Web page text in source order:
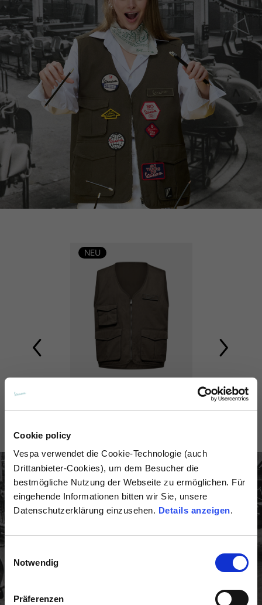
Cookie policy
Vespa verwendet die Cookie-Technologie (auch
Drittanbieter-Cookies), um dem Besucher die
bestmögliche Nutzung der Webseite zu ermöglichen. Für
eingehende Informationen bitten wir Sie, unsere
Datenschutzerklärung einzusehen. Details anzeigen.
Notwendig
Präferenzen
€
NEU